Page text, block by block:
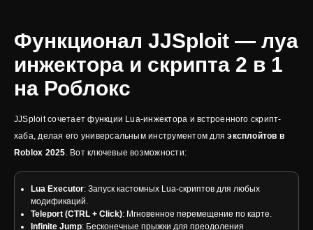
Функционал JJSploit — луа
инжектора и скрипта 2 в 1
на Роблокс
JJSploit сочетает функции Lua-инжектора и встроенного скрипт-
хаба, делая его универсальным инструментом дляэксплойтов в
Roblox 2025 . Вот ключевые возможности:
Lua Executor: Запуск кастомных Lua-скриптов для любых
модификаций.
Teleport (CTRL + Click): Мгновенное перемещение по карте.
Infinite Jump: Бесконечные прыжки для преодоления